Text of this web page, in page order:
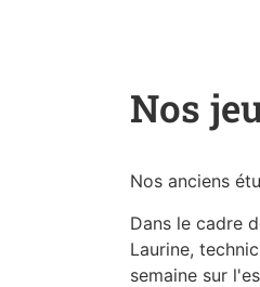
Nos
Nos anciens
Dans le cadre
Laurine,
semaine sur